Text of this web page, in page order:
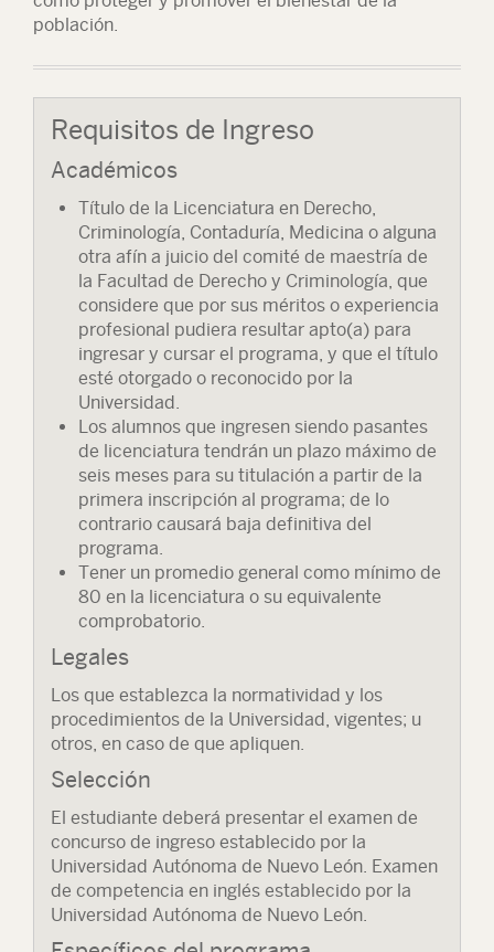
población.
Requisitos de Ingreso
Académicos
Título de la Licenciatura en Derecho,
Criminología, Contaduría, Medicina o alguna
otra afín a juicio del comité de maestría de
la Facultad de Derecho y Criminología, que
considere que por sus méritos o experiencia
profesional pudiera resultar apto(a) para
ingresar y cursar el programa, y que el título
esté otorgado o reconocido por la
Universidad.
Los alumnos que ingresen siendo pasantes
de licenciatura tendrán un plazo máximo de
seis meses para su titulación a partir de la
primera inscripción al programa; de lo
contrario causará baja definitiva del
programa.
Tener un promedio general como mínimo de
80 en la licenciatura o su equivalente
comprobatorio.
Legales
Los que establezca la normatividad y los
procedimientos de la Universidad, vigentes; u
otros, en caso de que apliquen.
Selección
El estudiante deberá presentar el examen de
concurso de ingreso establecido por la
Universidad Autónoma de Nuevo León. Examen
de competencia en inglés establecido por la
Universidad Autónoma de Nuevo León.